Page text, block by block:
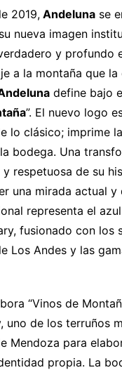
2019,Andelunase
nueva imagen
y profundo
a la montaña que
define bajo
”. El nuevo logo
lo clásico; imprime
bodega. Una
y respetuosa de su
una mirada actual y
representa el
fusionado con los
Los Andes y las
“Vinos de
uno de los terruños
Mendoza para
propia. La